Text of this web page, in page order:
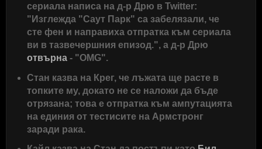
сериала написа на д-р Дрю в Twitter:
"Изглежда "Саут Парк" са забелязали, че
сте фен и направиха отпратка към сериала
ви в тазвечершния епизод.", а д-р Дрю
отвърна- "OMG".
Стан казва на Крег, че лъжата ще расте в
топките му, докато не се наложи да бъде
отрязана; това е отпратка към ампутацията
на единия от тестисите на Армстронг
заради рака.